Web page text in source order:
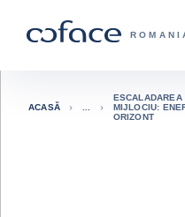
Înapoi la pagina de start
ACASĂ
ESCALADAREA
MIJLOCIU:
ORIZONT